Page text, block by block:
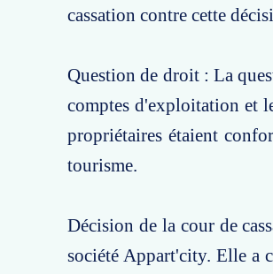
cassation contre cette
Question de droit : La
comptes d'exploitation et
propriétaires étaient
tourisme.
Décision de la cour de
société Appart'city. Elle a